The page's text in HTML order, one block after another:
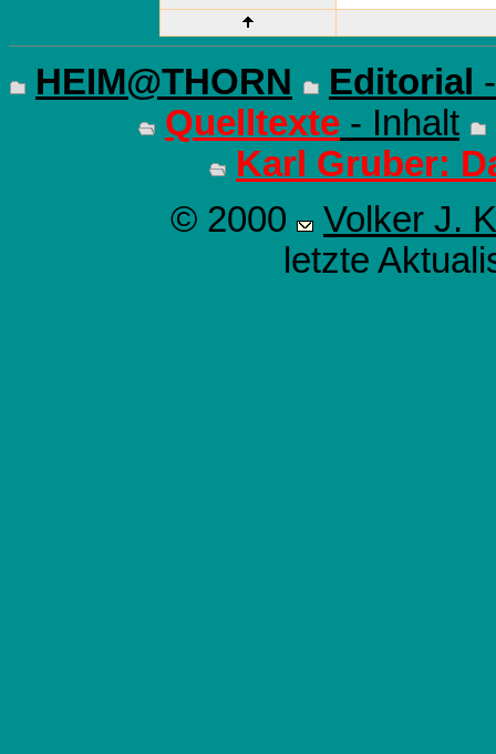
HEIM@THORN Editorial
Quelltexte - Inhalt
Karl Gruber:
© 2000
Volker J.
letzte